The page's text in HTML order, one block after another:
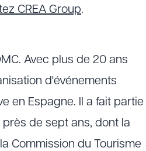
CREA Group.
Avec plus de 20 ans
d'événements
en Espagne. Il a fait partie
de sept ans, dont la
Commission du Tourisme